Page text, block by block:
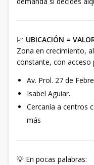
📈 UBICACIÓN =
Zona en crecimiento,
constante, con acceso
Av. Prol. 27 de
Isabel Aguiar.
Cercanía a centros
más
💡 En pocas palabras: